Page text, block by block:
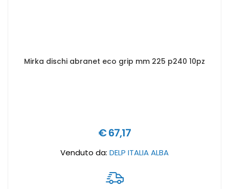
Mirka dischi abranet eco grip mm 225 p240 10pz
€ 67,17
Venduto da: DELP ITALIA ALBA